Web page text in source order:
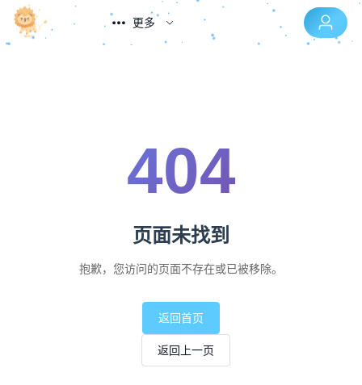
更多
404
页面未找到
抱歉，您访问的页面不存在或已被移除。
返回首页
返回上一页